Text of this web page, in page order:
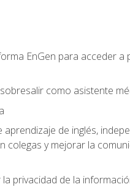
EnGen para acceder a
como asistente
de inglés,
colegas y mejorar la
privacidad de la